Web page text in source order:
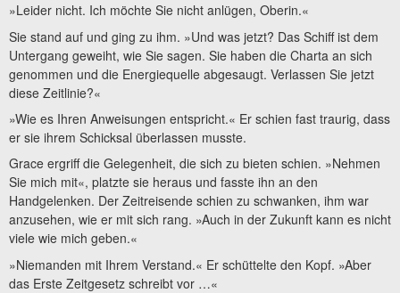
»Leider nicht. Ich möchte Sie nicht anlügen, Oberin.«
Sie stand auf und ging zu ihm. »Und was jetzt? Das Schiff ist dem
Untergang geweiht, wie Sie sagen. Sie haben die Charta an sich
genommen und die Energiequelle abgesaugt. Verlassen Sie jetzt
diese Zeitlinie?«
»Wie es Ihren Anweisungen entspricht.« Er schien fast traurig, dass
er sie ihrem Schicksal überlassen musste.
Grace ergriff die Gelegenheit, die sich zu bieten schien. »Nehmen
Sie mich mit«, platzte sie heraus und fasste ihn an den
Handgelenken. Der Zeitreisende schien zu schwanken, ihm war
anzusehen, wie er mit sich rang. »Auch in der Zukunft kann es nicht
viele wie mich geben.«
»Niemanden mit Ihrem Verstand.« Er schüttelte den Kopf. »Aber
das Erste Zeitgesetz schreibt vor …«